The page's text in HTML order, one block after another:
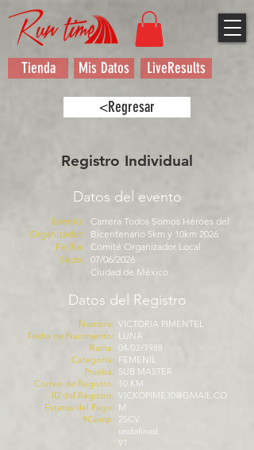
Tienda Mis Datos LiveResults
<Regresar
Registro Individual
Datos del evento
Evento:
Organizador:
Fecha:
Sede:
Carrera Todos Somos Héroes del
Bicentenario 5km y 10km 2026
Comité Organizador Local
07/06/2026
Ciudad de México
Datos del Registro
Nombre:
Fecha de Nacimiento:
Rama:
Categoría:
Prueba:
Correo de Registro:
ID del Registro:
Estatus del Pago:
#Comp:
VICTORIA PIMENTEL
LUNA
04/02/1988
FEMENIL
SUB MASTER
10 KM
VICKOPIME30@GMAIL.CO
M
2SCV
undefined
91